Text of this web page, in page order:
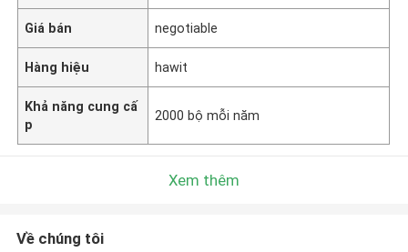
Giá bán negotiable
Hàng hiệu hawit
Khả năng cung cấ
p
2000 bộ mỗi năm
Xem thêm
Về chúng tôi